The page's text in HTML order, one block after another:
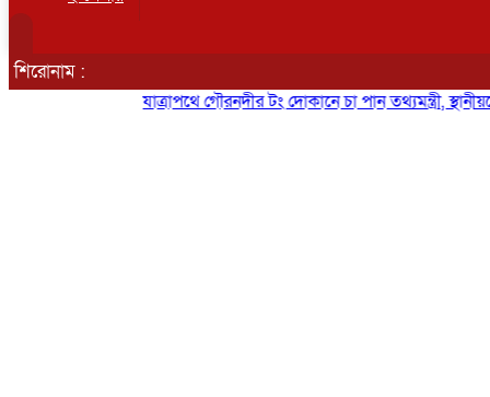
শিরোনাম :
যাত্রাপথে গৌরনদীর টং দোকানে চা পান তথ্যমন্ত্রী, স্থানীয়দের